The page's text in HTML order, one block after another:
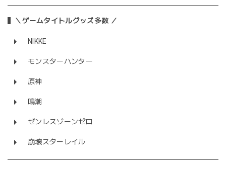
＼ゲームタイトルグッズ多数 ／
NIKKE
モンスターハンター
原神
鳴潮
ゼンレスゾーンゼロ
崩壊スターレイル